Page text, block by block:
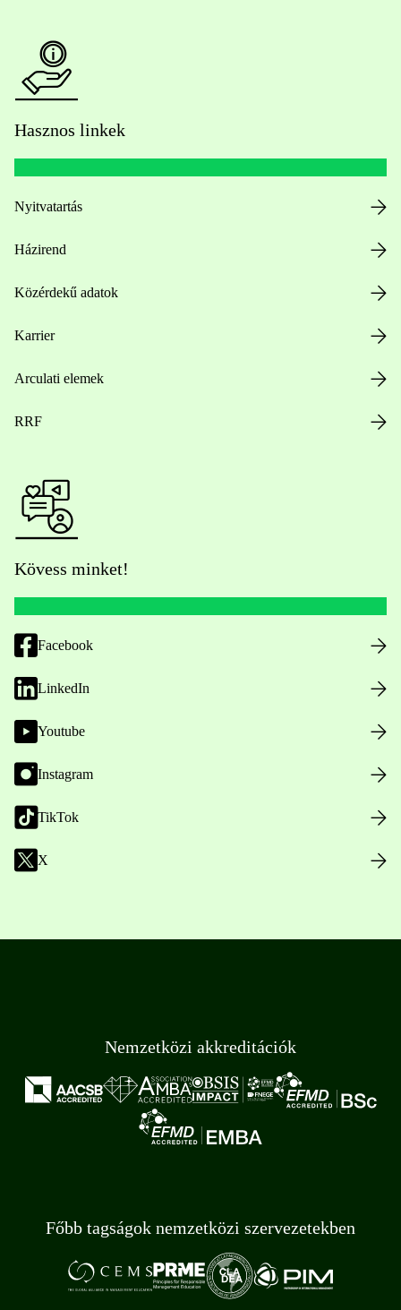
Hasznos linkek
Nyitvatartás
Házirend
Közérdekű adatok
Karrier
Arculati elemek
RRF
Kövess minket!
Facebook
LinkedIn
Youtube
Instagram
TikTok
X
Nemzetközi akkreditációk
Főbb tagságok nemzetközi szervezetekben